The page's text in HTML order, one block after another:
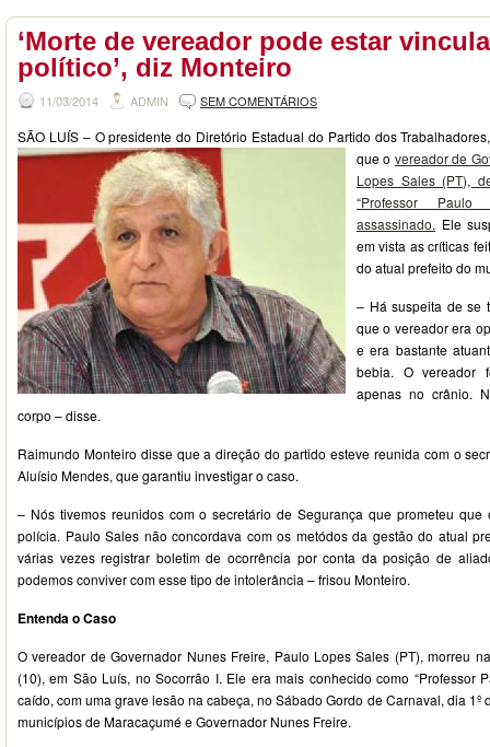
‘Morte de vereador pode estar
político’, diz Monteiro
11/03/2014 ADMIN SEM COMENTÁRIOS
SÃO LUÍS – O presidente do Diretório Estadual do Partido dos
que o vereador de
Lopes Sales (PT),
“Professor
assassinado. Ele
em vista as críticas
do atual prefeito do
– Há suspeita de se
que o vereador era
e era bastante
bebia. O vereador
apenas no crânio.
corpo – disse.
Raimundo Monteiro disse que a direção do partido esteve reunida com o
Aluísio Mendes, que garantiu investigar o caso.
– Nós tivemos reunidos com o secretário de Segurança que prometeu
polícia. Paulo Sales não concordava com os metódos da gestão do atual
várias vezes registrar boletim de ocorrência por conta da posição de
podemos conviver com esse tipo de intolerância – frisou Monteiro.
Entenda o Caso
O vereador de Governador Nunes Freire, Paulo Lopes Sales (PT), morreu
(10), em São Luís, no Socorrão I. Ele era mais conhecido como “Professor
caído, com uma grave lesão na cabeça, no Sábado Gordo de Carnaval, dia 1º
municípios de Maracaçumé e Governador Nunes Freire.